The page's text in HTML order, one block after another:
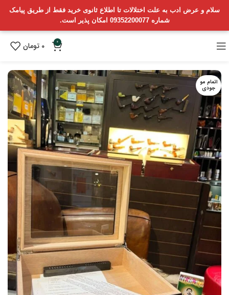
سلام و عرض ادب به علت اختلالات تا اطلاع ثانوی خرید فقط از طریق پیامک
شماره 09352200077 امکان پذیر است.
0
0 تومان
اتمام مو
جودی